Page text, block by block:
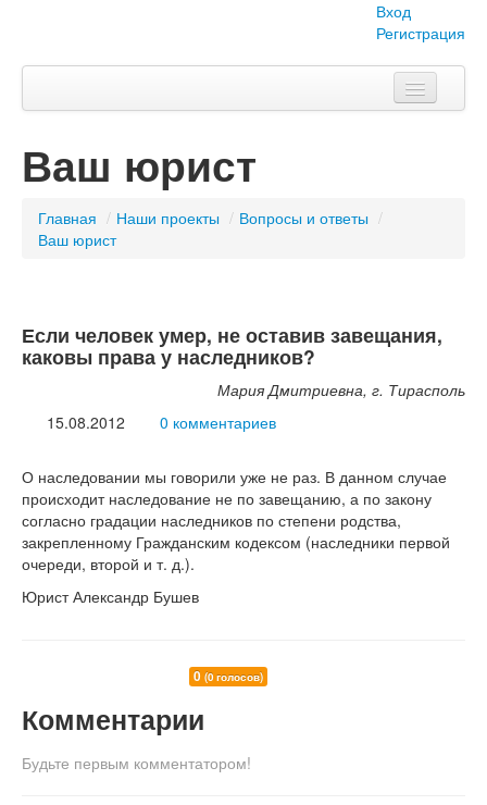
Вход
Регистрация
Тема номера
Объявления
Наши проекты
Вопросы-ответы
Ваш юрист
Главная / Наши проекты / Вопросы и ответы /
Ваш юрист
Если человек умер, не оставив завещания,
каковы права у наследников?
Мария Дмитриевна, г. Тирасполь
15.08.2012
0 комментариев
О наследовании мы говорили уже не раз. В данном случае
происходит наследование не по завещанию, а по закону
согласно градации наследников по степени родства,
закрепленному Гражданским кодексом (наследники первой
очереди, второй и т. д.).
Юрист Александр Бушев
0 (0 голосов)
Комментарии
Будьте первым комментатором!